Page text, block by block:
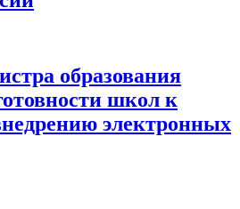
образования
школ к
электронных